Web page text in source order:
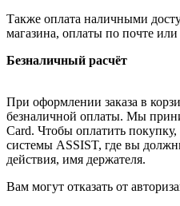
Также оплата наличными
магазина, оплаты по почте
Безналичный расчёт
При оформлении заказа в
безналичной оплаты. Мы
Card. Чтобы оплатить покупку,
системы ASSIST, где вы
действия, имя держателя.
Вам могут отказать от